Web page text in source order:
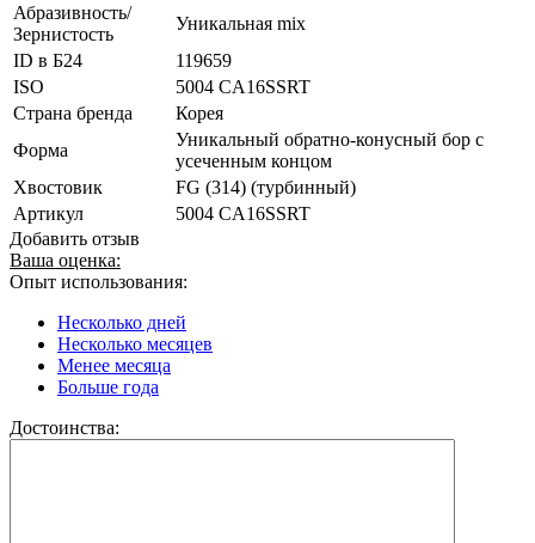
Абразивность/
Зернистость
Уникальная mix
ID в Б24
119659
ISO
5004 CA16SSRT
Страна бренда
Корея
Форма
Уникальный обратно-конусный бор с
усеченным концом
Хвостовик
FG (314) (турбинный)
Артикул
5004 CA16SSRT
Добавить отзыв
Ваша оценка:
Опыт использования:
Несколько дней
Несколько месяцев
Менее месяца
Больше года
Достоинства: